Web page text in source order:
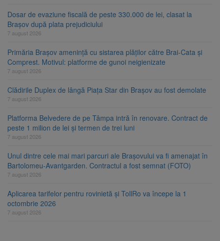
Dosar de evaziune fiscală de peste 330.000 de lei, clasat la
Brașov după plata prejudiciului
7 august 2026
Primăria Brașov amenință cu sistarea plăților către Brai-Cata și
Comprest. Motivul: platforme de gunoi neigienizate
7 august 2026
Clădirile Duplex de lângă Piața Star din Brașov au fost demolate
7 august 2026
Platforma Belvedere de pe Tâmpa intră în renovare. Contract de
peste 1 milion de lei și termen de trei luni
7 august 2026
Unul dintre cele mai mari parcuri ale Brașovului va fi amenajat în
Bartolomeu-Avantgarden. Contractul a fost semnat (FOTO)
7 august 2026
Aplicarea tarifelor pentru rovinietă și TollRo va începe la 1
octombrie 2026
7 august 2026